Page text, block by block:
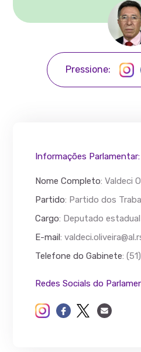
Pressione:
Informações Parlamentar:
Nome Completo:Valdeci
Partido: Partido dos
Cargo: Deputado
E-mail:
Telefone do Gabinete:
Redes Socials do